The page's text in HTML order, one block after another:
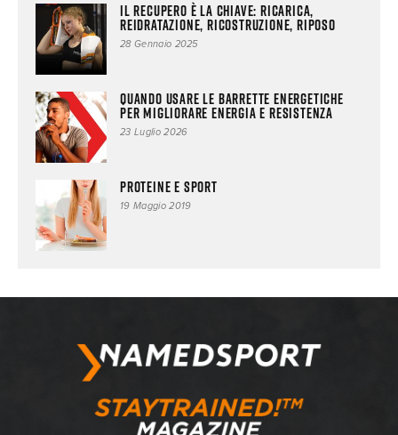
Il Recupero è la chiave: Ricarica,
Reidratazione, Ricostruzione, Riposo
28 Gennaio 2025
Quando usare le Barrette Energetiche
per migliorare energia e resistenza
23 Luglio 2026
Proteine e sport
19 Maggio 2019